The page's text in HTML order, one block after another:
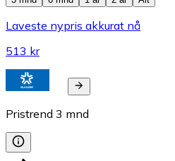
Laveste nypris akkurat nå
513 kr
Pristrend 3 mnd